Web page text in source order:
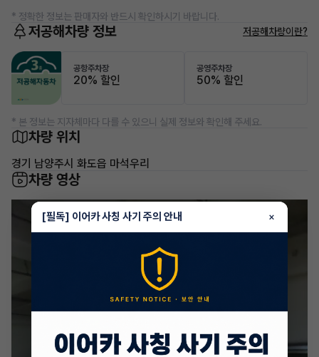
* 정확한 정보는 판매자와 반드시 확인하시기 바랍니다.
저공해차량 정보 저공해차량이란?
공항주차장
20% 할인
공영주차장
50% 할인
* 본 정보는 지자체마다 다를 수 있으니 실제 정보와 확인해 주세요.
차량 위치
경기 남양주시 화도읍 마석우리
차량 영상
[필독] 이어카 사칭 사기 주의 안내 ×